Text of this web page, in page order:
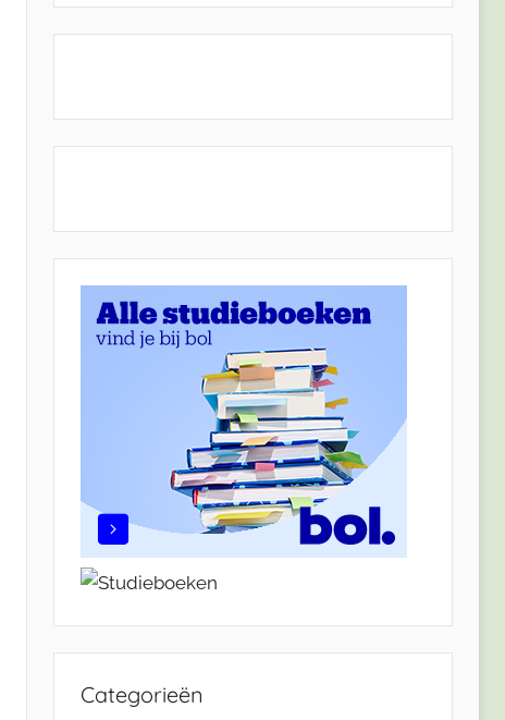
Categorieën